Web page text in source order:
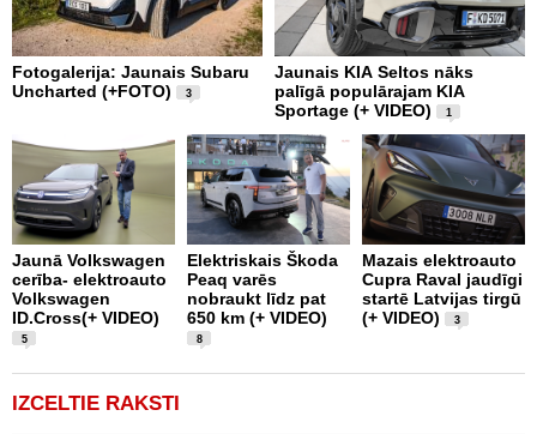
Fotogalerija: Jaunais Subaru
Uncharted (+FOTO)
3
Jaunais KIA Seltos nāks
palīgā populārajam KIA
Sportage (+ VIDEO)
1
Jaunā Volkswagen
cerība- elektroauto
Volkswagen
ID.Cross(+ VIDEO)
5
Elektriskais Škoda
Peaq varēs
nobraukt līdz pat
650 km (+ VIDEO)
8
Mazais elektroauto
Cupra Raval jaudīgi
startē Latvijas tirgū
(+ VIDEO)
3
IZCELTIE RAKSTI